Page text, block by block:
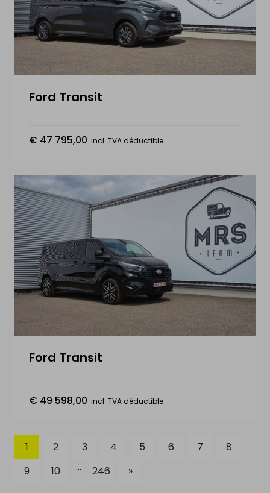
Ford Transit
€ 47 795,00 incl. TVA déductible
Ford Transit
€ 49 598,00 incl. TVA déductible
1 2 3 4 5 6 7
8
9
10 ... 246 »